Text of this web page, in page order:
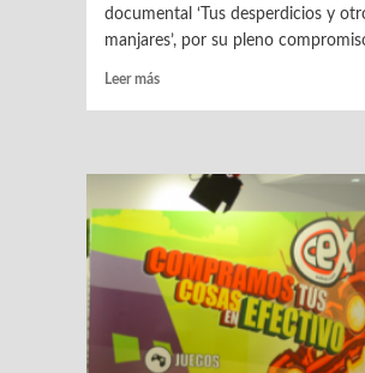
documental ‘Tus desperdicios y
manjares’, por su pleno
Leer másLeer
‘Tus
desperdicios
y
otros
manjares’